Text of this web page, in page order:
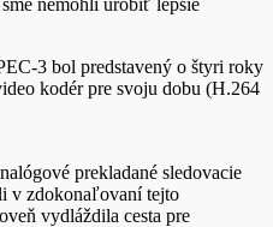
3 bol predstavený o štyri roky
kodér pre svoju dobu (H.264
prekladané sledovacie
v zdokonaľovaní tejto
vydláždila cesta pre